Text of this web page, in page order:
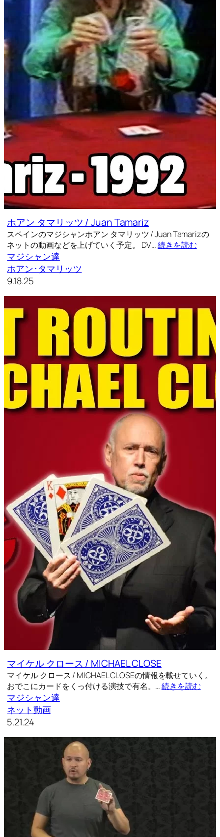
ホアン タマリッツ / Juan Tamariz
スペインのマジシャンホアン タマリッツ / Juan Tamarizの
ネットの動画などを上げていく予定。 DV…続きを読む
マジシャン達
ホアン･タマリッツ
9.18.25
マイケル クロース / MICHAEL CLOSE
マイケル クロース / MICHAEL CLOSEの情報を載せていく。
おでこにカードをくっ付ける演技で有名。…続きを読む
マジシャン達
ネット動画
5.21.24